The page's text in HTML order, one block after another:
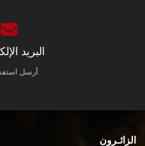
البريد
أرسل
الزائـرون